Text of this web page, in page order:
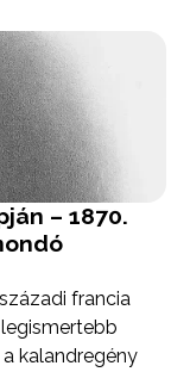
– 1870.
francia
kalandregény